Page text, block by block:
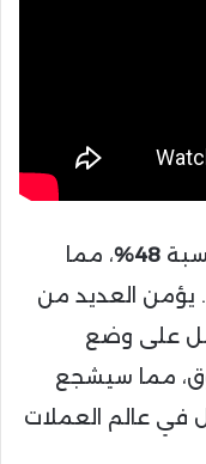
48%
، مما
يؤمن العديد من
على وضع
مما سيشجع
في عالم العملات